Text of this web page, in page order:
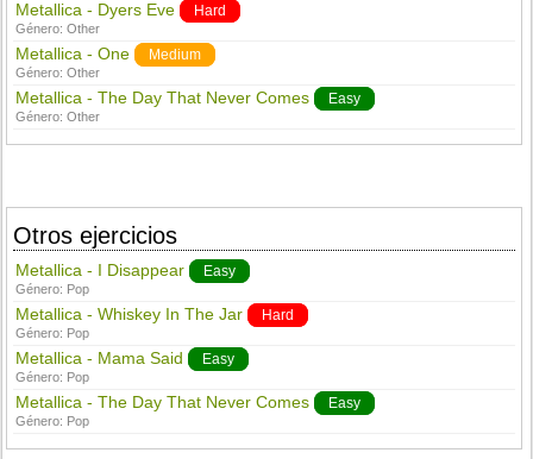
Metallica - Dyers Eve Hard
Género:Other
Metallica - One Medium
Género:Other
Metallica - The Day That Never Comes Easy
Género:Other
Otros ejercicios
Metallica - I Disappear Easy
Género: Pop
Metallica - Whiskey In The Jar Hard
Género: Pop
Metallica - Mama Said Easy
Género: Pop
Metallica - The Day That Never Comes Easy
Género: Pop